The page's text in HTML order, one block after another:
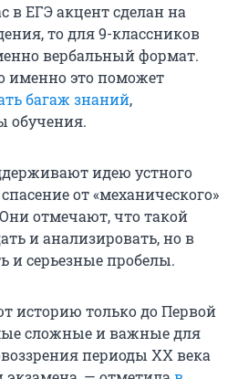
в ЕГЭ акцент сделан на
то для 9-классников
вербальный формат.
именно это поможет
багаж знаний,
обучения.
идею устного
от «механического»
отмечают, что такой
и анализировать, но в
и серьезные пробелы.
историю только до Первой
сложные и важные для
периоды XX века